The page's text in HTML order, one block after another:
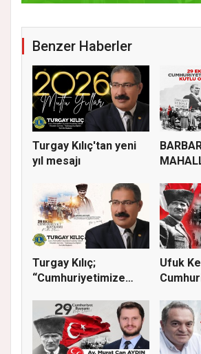
Benzer Haberler
Turgay Kılıç'tan yeni
yıl mesajı
Turgay Kılıç;
“Cumhuriyetimize
Ufuk